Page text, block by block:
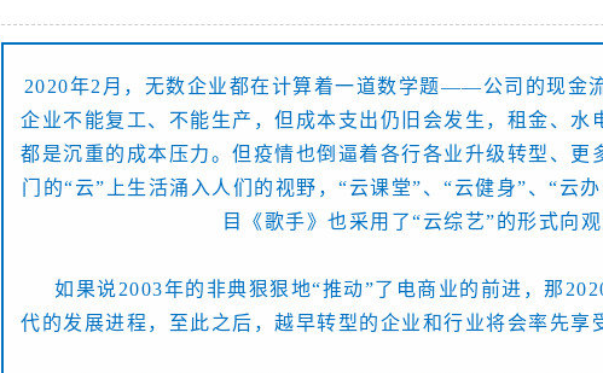
2020年2月，无数企业都在计算着一道数学题——公司的现金
企业不能复工、不能生产，但成本支出仍旧会发生，租金、水
都是沉重的成本压力。但疫情也倒逼着各行各业升级转型、更
门的“云”上生活涌入人们的视野，“云课堂”、“云健身”、“
目《歌手》也采用了“云综艺”的形式向观
如果说2003年的非典狠狠地“推动”了电商业的前进，那
代的发展进程，至此之后，越早转型的企业和行业将会率先享